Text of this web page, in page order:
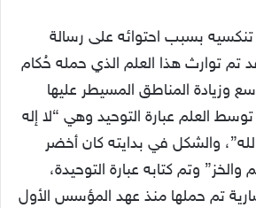
تنكسيه بسبب احتوائه على رسالة
تم توارث هذا العلم الذي حمله حُكام
وزيادة المناطق المسيطر عليها
العلم عبارة التوحيد وهي “لا إله
والشكل في بدايته كان أخضر
وتم كتابه عبارة التوحيدة،
تم حملها منذ عهد المؤسس الأول